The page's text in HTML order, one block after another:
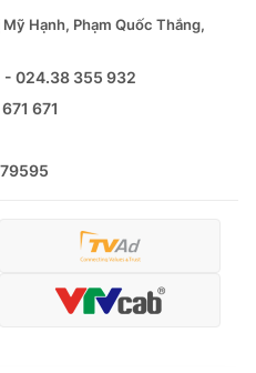
Hạnh, Phạm Quốc Thắng,
- 024.38 355 932
671